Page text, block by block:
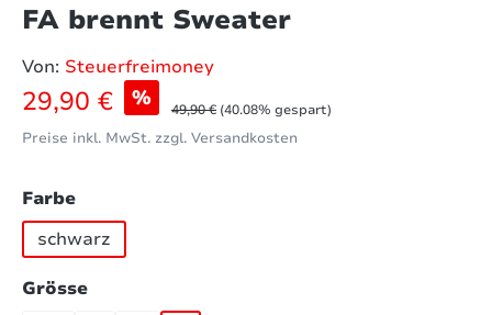
FA brennt Sweater
Von: Steuerfreimoney
Verkaufspreis:
29,90 € % Regulärer Preis:
49,90 € (40.08% gespart)
Preise inkl. MwSt. zzgl. Versandkosten
Farbeauswählen
schwarz
Grösseauswählen